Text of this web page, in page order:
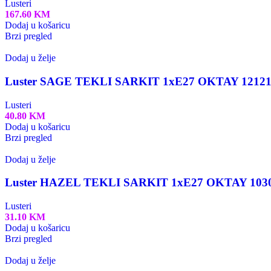
Lusteri
167.60 KM
Dodaj u košaricu
Brzi pregled
Dodaj u želje
Luster SAGE TEKLI SARKIT 1xE27 OKTAY 12121
Lusteri
40.80 KM
Dodaj u košaricu
Brzi pregled
Dodaj u želje
Luster HAZEL TEKLI SARKIT 1xE27 OKTAY
Lusteri
31.10 KM
Dodaj u košaricu
Brzi pregled
Dodaj u želje